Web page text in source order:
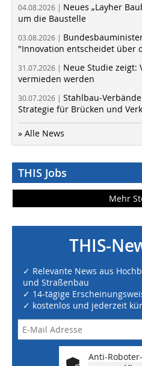
04.08.2026 | Neues „Layher
um die Baustelle
03.08.2026 |
"Innovation entscheidet über
31.07.2026 | Neue Studie zeigt:
vermieden werden
30.07.2026 | Stahlbau-
Strategie für Brücken und
» Alle News
THIS Jobs
Mehr
THIS-
✓ Relevante News aus
und Straßenbau
✓ 14-tägige
✓ kostenlos und jederzeit
Anti-